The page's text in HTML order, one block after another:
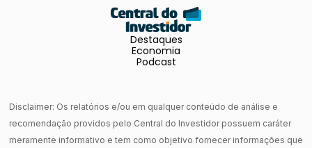
Destaques
Economia
Podcast
Disclaimer: Os relatórios e/ou em qualquer conteúdo de análise e
recomendação providos pelo Central do Investidor possuem caráter
meramente informativo e tem como objetivo fornecer informações que